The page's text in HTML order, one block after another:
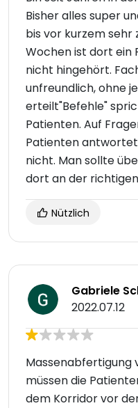
Bisher alles super
bis vor kurzem sehr
Wochen ist dort ein
nicht hingehört.
unfreundlich, ohne
erteilt"Befehle"
Patienten. Auf
Patienten
nicht. Man sollte
dort an der
Nützlich
Gabriele
2022.07.12
Massenabfertigung
müssen die
dem Korridor vor